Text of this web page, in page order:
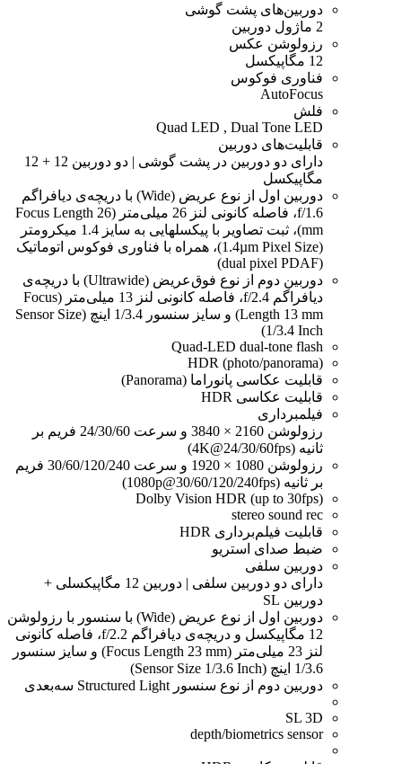
دوربین‌های پشت گوشی
2 ماژول دوربین
رزولوشن عکس
12 مگاپیکسل
فناوری فوکوس
AutoFocus
فلش
Quad LED , Dual Tone LED
قابلیت‌های دوربین
دارای دو دوربین در پشت گوشی | دو دوربین 12 + 12
مگاپیکسل
دوربین اول از نوع عریض (Wide) با دریچه‌ی دیافراگم
f/1.6، فاصله کانونی لنز 26 میلی‌متر (Focus Length 26
mm)، ثبت تصاویر با پیکسل‎هایی به سایز 1.4 میکرومتر
(1.4µm Pixel Size)، همراه با فناوری فوکوس اتوماتیک
(dual pixel PDAF)
دوربین دوم از نوع فوق‌عریض (Ultrawide) با دریچه‌ی
دیافراگم f/2.4، فاصله کانونی لنز 13 میلی‌متر (Focus
Length 13 mm) و سایز سنسور 1/3.4 اینچ (Sensor Size
1/3.4 Inch)
Quad-LED dual-tone flash
HDR (photo/panorama)
قابلیت عکاسی پانوراما (Panorama)
قابلیت عکاسی HDR
فیلمبرداری
رزولوشن 2160 × 3840 و سرعت 24/30/60 فریم بر
ثانیه (4K@24/30/60fps)
رزولوشن 1080 × 1920 و سرعت 30/60/120/240 فریم
بر ثانیه (1080p@30/60/120/240fps)
Dolby Vision HDR (up to 30fps)
stereo sound rec
قابلیت فیلم‌برداری HDR
ضبط صدای استریو
دوربین سلفی
دارای دو دوربین سلفی | دوربین 12 مگاپیکسلی +
دوربین SL
دوربین اول از نوع عریض (Wide) با سنسور با رزولوشن
12 مگاپیکسل و دریچه‌ی دیافراگم f/2.2، فاصله کانونی
لنز 23 میلی‌متر (Focus Length 23 mm) و سایز سنسور
1/3.6 اینچ (Sensor Size 1/3.6 Inch)
دوربین دوم از نوع سنسور Structured Light سه‌بعدی
SL 3D
depth/biometrics sensor